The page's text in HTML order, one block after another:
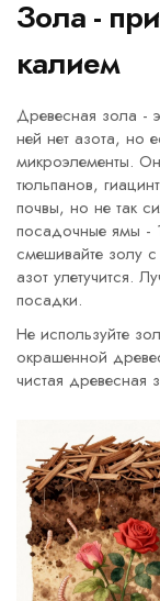
Зола -
калием
Древесная зола -
ней нет азота, но
микроэлементы.
тюльпанов,
почвы, но не так
посадочные ямы -
смешивайте золу
азот улетучится.
посадки.
Не используйте
окрашенной
чистая древесная